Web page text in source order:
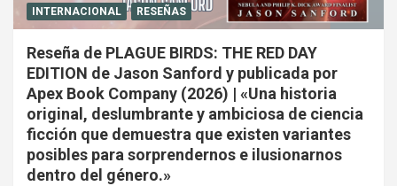
INTERNACIONAL RESEÑAS
Reseña de PLAGUE BIRDS: THE RED DAY
EDITION de Jason Sanford y publicada por
Apex Book Company (2026) | «Una historia
original, deslumbrante y ambiciosa de ciencia
ficción que demuestra que existen variantes
posibles para sorprendernos e ilusionarnos
dentro del género.»